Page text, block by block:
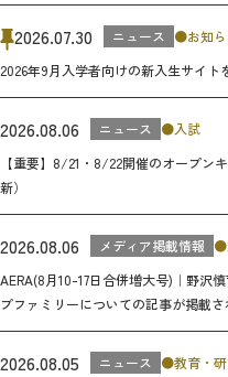
2026.07.30 ニュース
お知
2026年9月入学者向けの新入生サイト
2026.08.06 ニュース
入試
【重要】8/21・8/22開催のオープン
新）
2026.08.06 メディア掲載情報
AERA(8月10-17日合併増大号)｜野沢
プファミリーについての記事が掲載さ
2026.08.05 ニュース 教育・